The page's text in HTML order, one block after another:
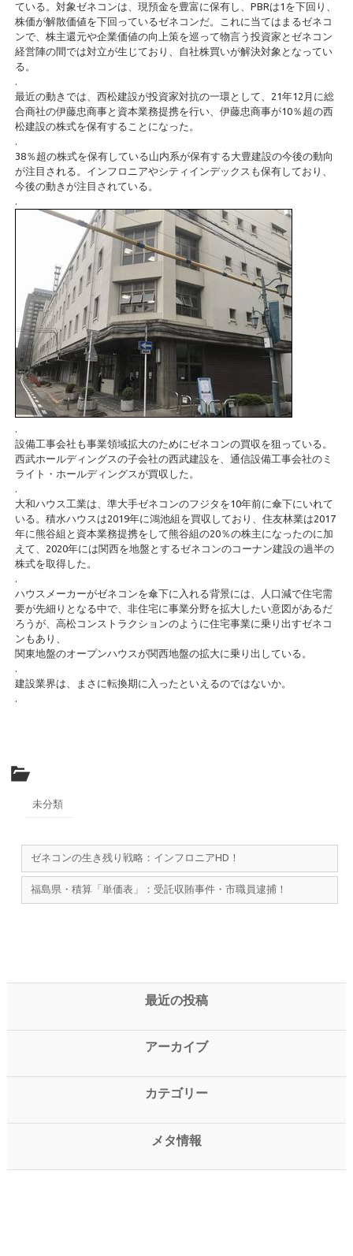
ている。対象ゼネコンは、現預金を豊富に保有し、PBRは1を下回り、
株価が解散価値を下回っているゼネコンだ。これに当てはまるゼネコ
ンで、株主還元や企業価値の向上策を巡って物言う投資家とゼネコン
経営陣の間では対立が生じており、自社株買いが解決対象となってい
る。
.
最近の動きでは、西松建設が投資家対抗の一環として、21年12月に総
合商社の伊藤忠商事と資本業務提携を行い、伊藤忠商事が10％超の西
松建設の株式を保有することになった。
.
38％超の株式を保有している山内系が保有する大豊建設の今後の動向
が注目される。インフロニアやシティインデックスも保有しており、
今後の動きが注目されている。
.
.
設備工事会社も事業領域拡大のためにゼネコンの買収を狙っている。
西武ホールディングスの子会社の西武建設を、通信設備工事会社のミ
ライト・ホールディングスが買収した。
.
大和ハウス工業は、準大手ゼネコンのフジタを10年前に傘下にいれて
いる。積水ハウスは2019年に鴻池組を買収しており、住友林業は2017
年に熊谷組と資本業務提携をして熊谷組の20％の株主になったのに加
えて、2020年には関西を地盤とするゼネコンのコーナン建設の過半の
株式を取得した。
.
ハウスメーカーがゼネコンを傘下に入れる背景には、人口減で住宅需
要が先細りとなる中で、非住宅に事業分野を拡大したい意図があるだ
ろうが、高松コンストラクションのように住宅事業に乗り出すゼネコ
ンもあり、
関東地盤のオープンハウスが関西地盤の拡大に乗り出している。
.
建設業界は、まさに転換期に入ったといえるのではないか。
.
未分類
ゼネコンの生き残り戦略：インフロニアHD！
福島県・積算「単価表」：受託収賄事件・市職員逮捕！
最近の投稿
アーカイブ
カテゴリー
メタ情報